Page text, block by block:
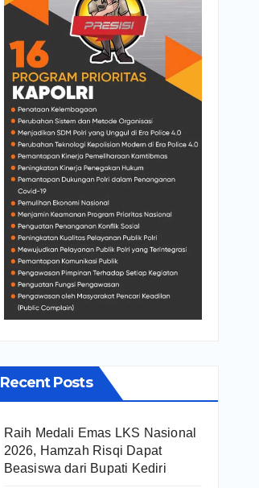
Recent Posts
Raih Medali Emas LKS Nasional
2026, Hamzah Risqi Dapat
Beasiswa dari Bupati Kediri